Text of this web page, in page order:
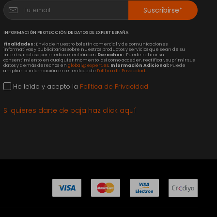
Suscribirse*
INFORMACIÓN PROTECCIÓN DE DATOS DE EXPERT ESPAÑA
Finalidades:Envío de nuestro boletín comercial y de comunicaciones
informativas y publicitarias sobre nuestros productos y servicios que sean de su
interés, incluso por medios electrónicos. Derechos:Puede retirar su
consentimiento en cualquier momento, así como acceder, rectificar, suprimir sus
datos y demás derechos en global@expert.es. Información Adicional:Puede
ampliar la información en el enlace de Política de Privacidad.
He leído y acepto la Política de Privacidad
Si quieres darte de baja haz click aquí